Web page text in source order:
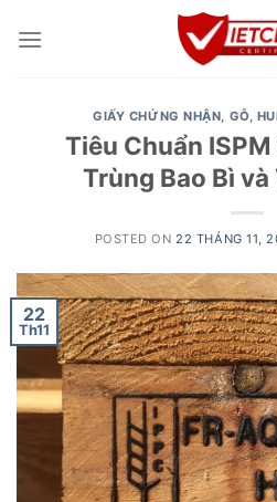
GIẤY CHỨNG NHẬN, GỖ,
Tiêu Chuẩn
Trùng Bao Bì và
POSTED ON 22 THÁNG 11,
22
Th11